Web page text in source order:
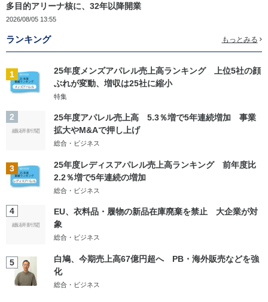
多目的アリーナ核に、32年以降開業
2026/08/05 13:55
ランキング もっとみる
1
25年度メンズアパレル売上高ランキング 上位5社の顔
ぶれが変動、増収は25社に縮小
特集
2
25年度アパレル売上高 5.3％増で5年連続増加 事業
拡大やM&Aで押し上げ
総合・ビジネス
3
25年度レディスアパレル売上高ランキング 前年度比
2.2％増で5年連続の増加
総合・ビジネス
4
EU、衣料品・履物の新品在庫廃棄を禁止 大企業が対
象
総合・ビジネス
5
白鳩、今期売上高67億円超へ PB・海外販売などを強
化
総合・ビジネス